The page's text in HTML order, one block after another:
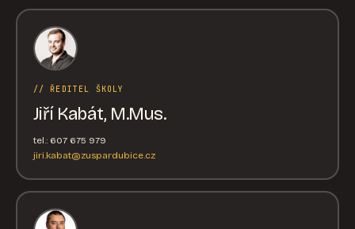
// ŘEDITEL ŠKOLY
Jiří Kabát, M.Mus.
tel.: 607 675 979
jiri.kabat@zuspardubice.cz